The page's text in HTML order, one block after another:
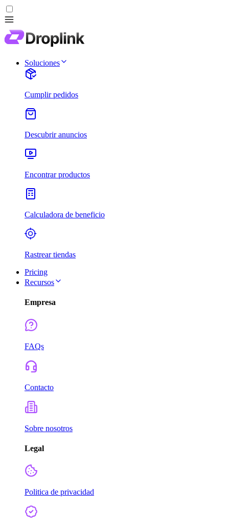
Soluciones
Cumplir pedidos
Descubrir anuncios
Encontrar productos
Calculadora de beneficio
Rastrear tiendas
Pricing
Recursos
Empresa
FAQs
Contacto
Sobre nosotros
Legal
Politica de privacidad